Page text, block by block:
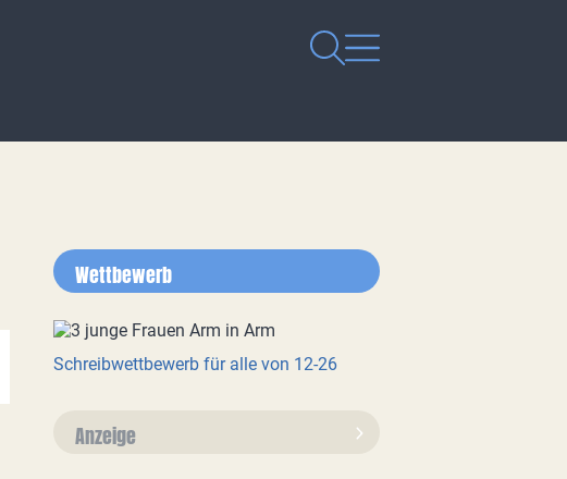
Wettbewerb
Schreibwettbewerb für alle von 12-26
Anzeige